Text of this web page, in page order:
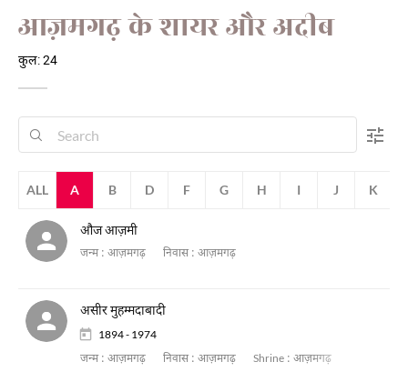
आज़मगढ़ के शायर और अदीब
कुल: 24
ALL A B D F G H I J K
औज आज़मी
जन्म : आज़मगढ़ निवास : आज़मगढ़
असीर मुहम्मदाबादी
1894 - 1974
जन्म : आज़मगढ़ निवास : आज़मगढ़ Shrine : आज़मगढ़